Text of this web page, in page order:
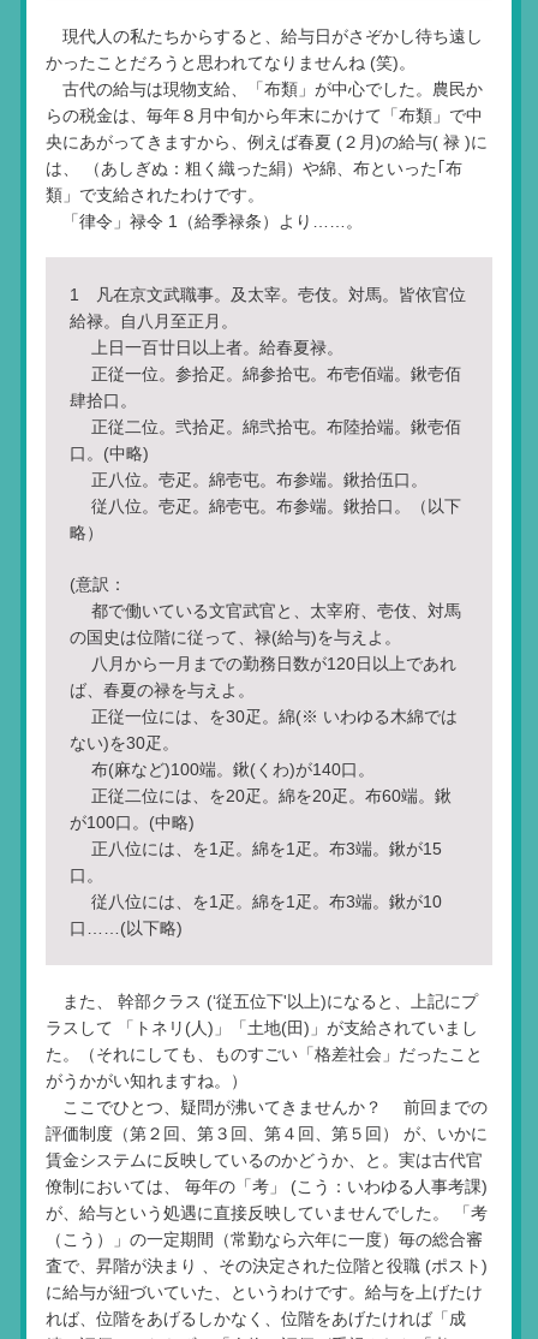
現代人の私たちからすると、給与日がさぞかし待ち遠し
かったことだろうと思われてなりませんね (笑)。
古代の給与は現物支給、「布類」が中心でした。農民か
らの税金は、毎年８月中旬から年末にかけて「布類」で中
央にあがってきますから、例えば春夏 (２月)の給与( 禄 )に
は、 （あしぎぬ：粗く織った絹）や綿、布といった｢布
類」で支給されたわけです。
「律令」禄令 1（給季禄条）より……。
1 凡在京文武職事。及太宰。壱伎。対馬。皆依官位
給禄。自八月至正月。
上日一百廿日以上者。給春夏禄。
正従一位。参拾疋。綿参拾屯。布壱佰端。鍬壱佰
肆拾口。
正従二位。弐拾疋。綿弐拾屯。布陸拾端。鍬壱佰
口。(中略)
正八位。壱疋。綿壱屯。布参端。鍬拾伍口。
従八位。壱疋。綿壱屯。布参端。鍬拾口。（以下
略）
(意訳：
都で働いている文官武官と、太宰府、壱伎、対馬
の国史は位階に従って、禄(給与)を与えよ。
八月から一月までの勤務日数が120日以上であれ
ば、春夏の禄を与えよ。
正従一位には、を30疋。綿(※ いわゆる木綿では
ない)を30疋。
布(麻など)100端。鍬(くわ)が140口。
正従二位には、を20疋。綿を20疋。布60端。鍬
が100口。(中略)
正八位には、を1疋。綿を1疋。布3端。鍬が15
口。
従八位には、を1疋。綿を1疋。布3端。鍬が10
口……(以下略)
また、 幹部クラス (‘従五位下'以上)になると、上記にプ
ラスして 「トネリ(人)」「土地(田)」が支給されていまし
た。（それにしても、ものすごい「格差社会」だったこと
がうかがい知れますね。）
ここでひとつ、疑問が沸いてきませんか？ 前回までの
評価制度（第２回、第３回、第４回、第５回） が、いかに
賃金システムに反映しているのかどうか、と。実は古代官
僚制においては、 毎年の「考」 (こう：いわゆる人事考課)
が、給与という処遇に直接反映していませんでした。 「考
（こう）」の一定期間（常勤なら六年に一度）毎の総合審
査で、昇階が決まり 、その決定された位階と役職 (ポスト)
に給与が紐づいていた、というわけです。給与を上げたけ
れば、位階をあげるしかなく、位階をあげたければ「成